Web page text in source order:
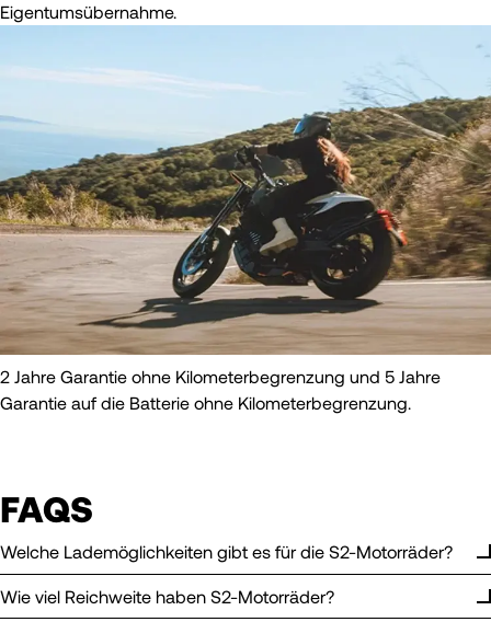
Eigentumsübernahme.
2 Jahre Garantie ohne Kilometerbegrenzung und 5 Jahre
Garantie auf die Batterie ohne Kilometerbegrenzung.
FAQS
Welche Lademöglichkeiten gibt es für die S2-Motorräder?
Wie viel Reichweite haben S2-Motorräder?